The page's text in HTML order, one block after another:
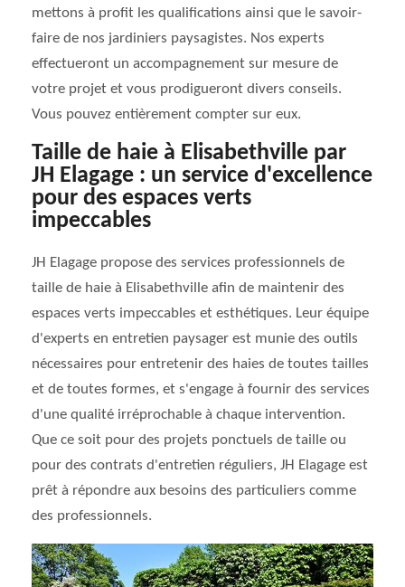
mettons à profit les qualifications ainsi que le savoir-
faire de nos jardiniers paysagistes. Nos experts
effectueront un accompagnement sur mesure de
votre projet et vous prodigueront divers conseils.
Vous pouvez entièrement compter sur eux.
Taille de haie à Elisabethville par
JH Elagage : un service d'excellence
pour des espaces verts
impeccables
JH Elagage propose des services professionnels de
taille de haie à Elisabethville afin de maintenir des
espaces verts impeccables et esthétiques. Leur équipe
d'experts en entretien paysager est munie des outils
nécessaires pour entretenir des haies de toutes tailles
et de toutes formes, et s'engage à fournir des services
d'une qualité irréprochable à chaque intervention.
Que ce soit pour des projets ponctuels de taille ou
pour des contrats d'entretien réguliers, JH Elagage est
prêt à répondre aux besoins des particuliers comme
des professionnels.